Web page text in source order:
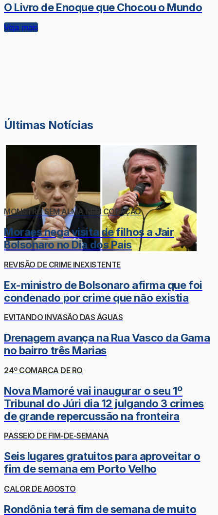
O Livro de Enoque que Chocou o Mundo
Veja mais
Últimas Notícias
MONSTRO SEM ALMA NEM CORAÇÃO
Moraes nega visita de filhos a Jair
Bolsonaro no Dia dos Pais
REVISÃO DE CRIME INEXISTENTE
Ex-ministro de Bolsonaro afirma que foi
condenado por crime que não existia
EVITANDO INVASÃO DAS ÁGUAS
Drenagem avança na Rua Vasco da Gama
no bairro três Marias
24º COMARCA DE RO
Nova Mamoré vai inaugurar o seu 1º
Tribunal do Júri dia 12 julgando 3 crimes
de grande repercussão na fronteira
PASSEIO DE FIM-DE-SEMANA
Seis lugares gratuitos para aproveitar o
fim de semana em Porto Velho
CALOR DE AGOSTO
Rondônia terá fim de semana de muito